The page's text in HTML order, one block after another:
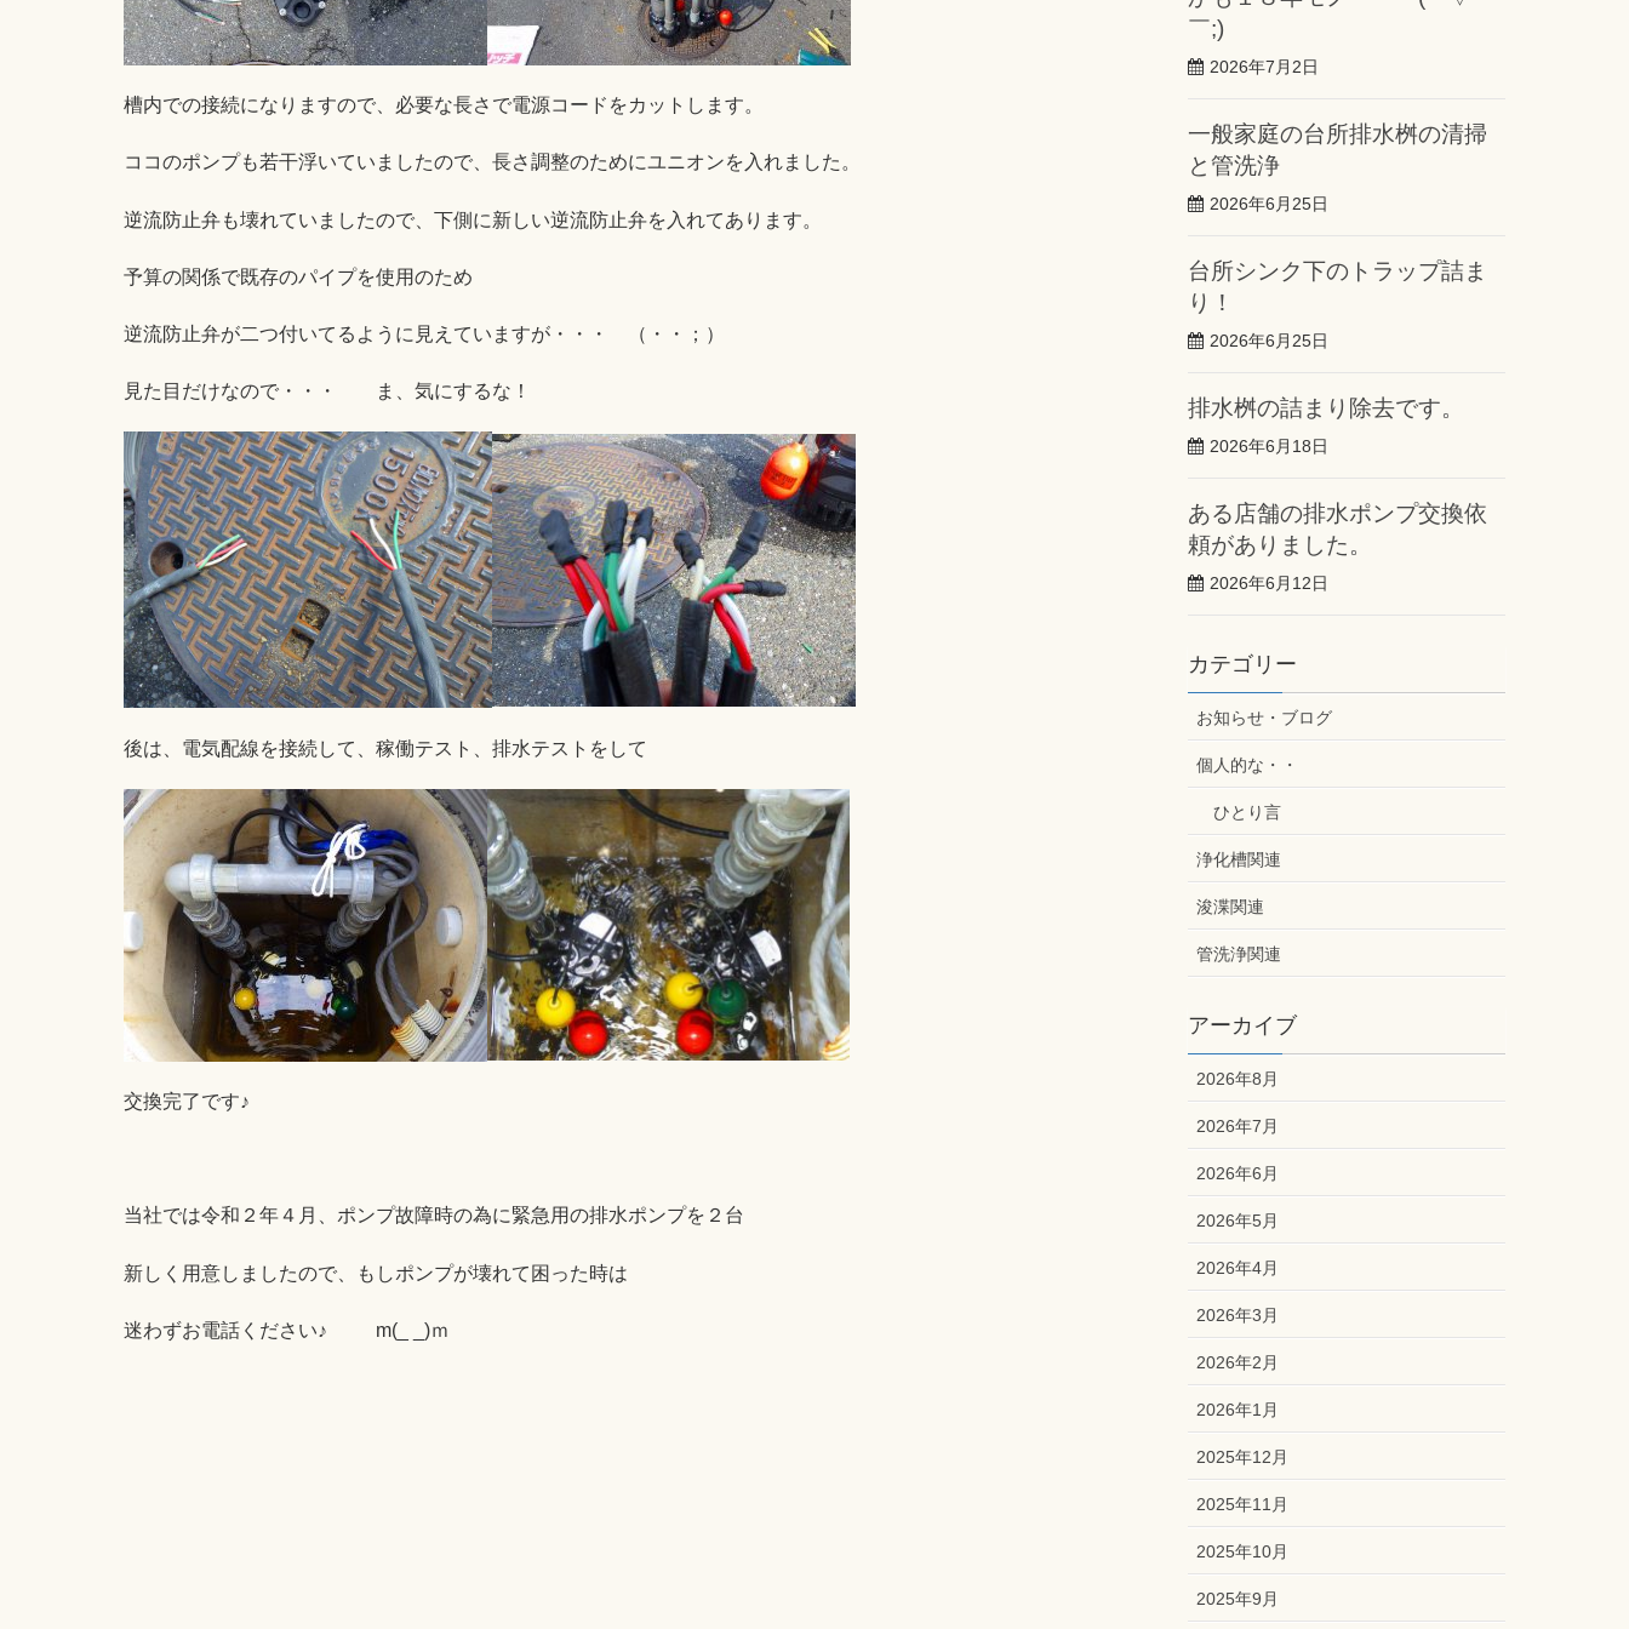
槽内での接続になりますので、必要な長さで電源コードをカットします。
ココのポンプも若干浮いていましたので、長さ調整のためにユニオンを入れました。
逆流防止弁も壊れていましたので、下側に新しい逆流防止弁を入れてあります。
予算の関係で既存のパイプを使用のため
逆流防止弁が二つ付いてるように見えていますが・・・ （・・；）
見た目だけなので・・・ ま、気にするな！
後は、電気配線を接続して、稼働テスト、排水テストをして
交換完了です♪
当社では令和２年４月、ポンプ故障時の為に緊急用の排水ポンプを２台
新しく用意しましたので、もしポンプが壊れて困った時は
迷わずお電話ください♪ m(_ _)ｍ
￣;)
2026年7月2日
一般家庭の台所排水桝の清掃
と管洗浄
2026年6月25日
台所シンク下のトラップ詰ま
り！
2026年6月25日
排水桝の詰まり除去です。
2026年6月18日
ある店舗の排水ポンプ交換依
頼がありました。
2026年6月12日
カテゴリー
お知らせ・ブログ
個人的な・・
ひとり言
浄化槽関連
浚渫関連
管洗浄関連
アーカイブ
2026年8月
2026年7月
2026年6月
2026年5月
2026年4月
2026年3月
2026年2月
2026年1月
2025年12月
2025年11月
2025年10月
2025年9月